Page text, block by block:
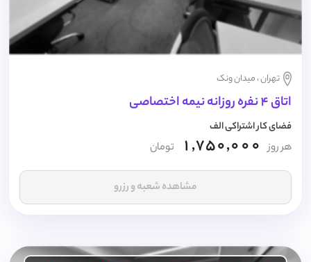
تهران ، میدان ونک
اتاق 4 نفره روزانه نیمه اختصاصی
فضای کار اشتراکی الف
هر روز 1,750,000 تومان
مشاهده شعبه و رزرو